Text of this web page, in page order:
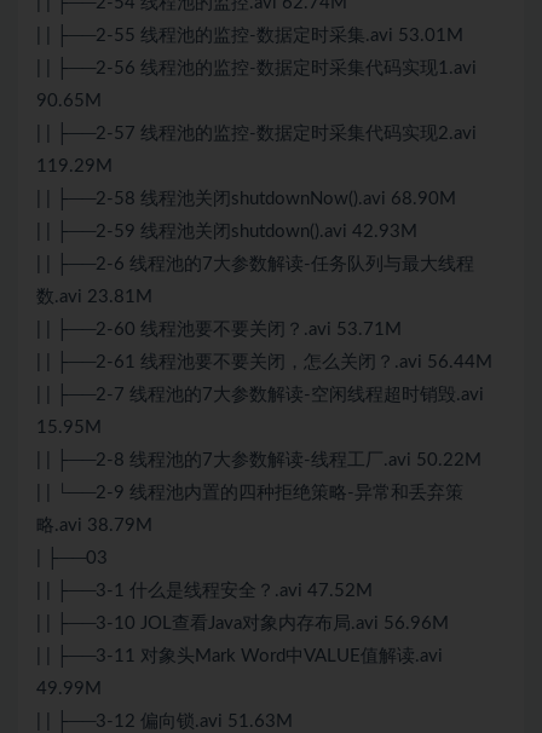
| | ├──2-55 线程池的监控-数据定时采集.avi 53.01M
| | ├──2-56 线程池的监控-数据定时采集代码实现1.avi
90.65M
| | ├──2-57 线程池的监控-数据定时采集代码实现2.avi
119.29M
| | ├──2-58 线程池关闭shutdownNow().avi 68.90M
| | ├──2-59 线程池关闭shutdown().avi 42.93M
| | ├──2-6 线程池的7大参数解读-任务队列与最大线程
数.avi 23.81M
| | ├──2-60 线程池要不要关闭？.avi 53.71M
| | ├──2-61 线程池要不要关闭，怎么关闭？.avi 56.44M
| | ├──2-7 线程池的7大参数解读-空闲线程超时销毁.avi
15.95M
| | ├──2-8 线程池的7大参数解读-线程工厂.avi 50.22M
| | └──2-9 线程池内置的四种拒绝策略-异常和丢弃策
略.avi 38.79M
| ├──03
| | ├──3-1 什么是线程安全？.avi 47.52M
| | ├──3-10 JOL查看Java对象内存布局.avi 56.96M
| | ├──3-11 对象头Mark Word中VALUE值解读.avi
49.99M
| | ├──3-12 偏向锁.avi 51.63M